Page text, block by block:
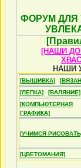
ФОРУМ ДЛЯ
[НАШИ
НАШИ
[ВЫШИВКА]
[ЛЕПКА]
[ВАЛЯНИЕ]
[КОМПЬЮТЕРНАЯ
ГРАФИКА]
[УЧИМСЯ
[ЦВЕТОМАНИЯ]